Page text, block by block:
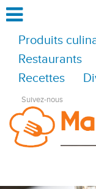
Produits
Restaurants
Recettes
Suivez-nous